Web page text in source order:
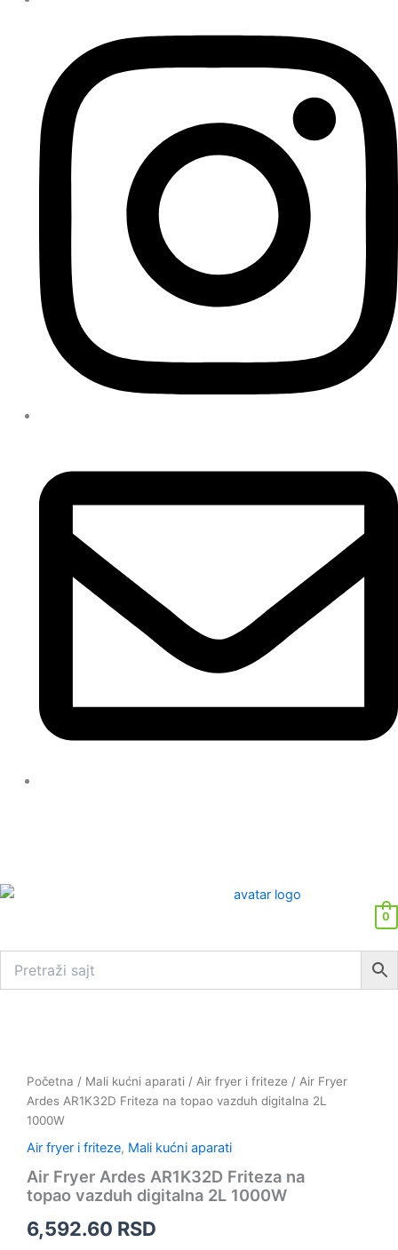
0
Početna / Mali kućni aparati / Air fryer i friteze / Air Fryer
Ardes AR1K32D Friteza na topao vazduh digitalna 2L
1000W
Air fryer i friteze, Mali kućni aparati
Air Fryer Ardes AR1K32D Friteza na
topao vazduh digitalna 2L 1000W
6,592.60 RSD